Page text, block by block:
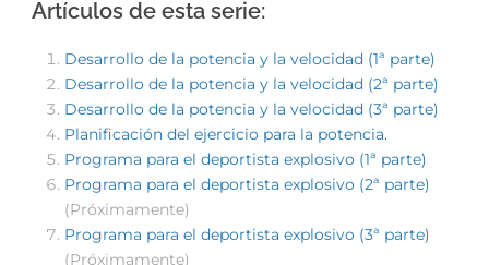
Artículos de esta serie:
Desarrollo de la potencia y la velocidad (1ª parte)
Desarrollo de la potencia y la velocidad (2ª parte)
Desarrollo de la potencia y la velocidad (3ª parte)
Planificación del ejercicio para la potencia.
Programa para el deportista explosivo (1ª parte)
Programa para el deportista explosivo (2ª parte)
(Próximamente)
Programa para el deportista explosivo (3ª parte)
(Próximamente)